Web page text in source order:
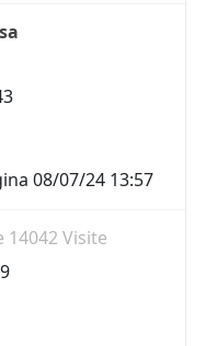
08/07/24 13:57
14042 Visite